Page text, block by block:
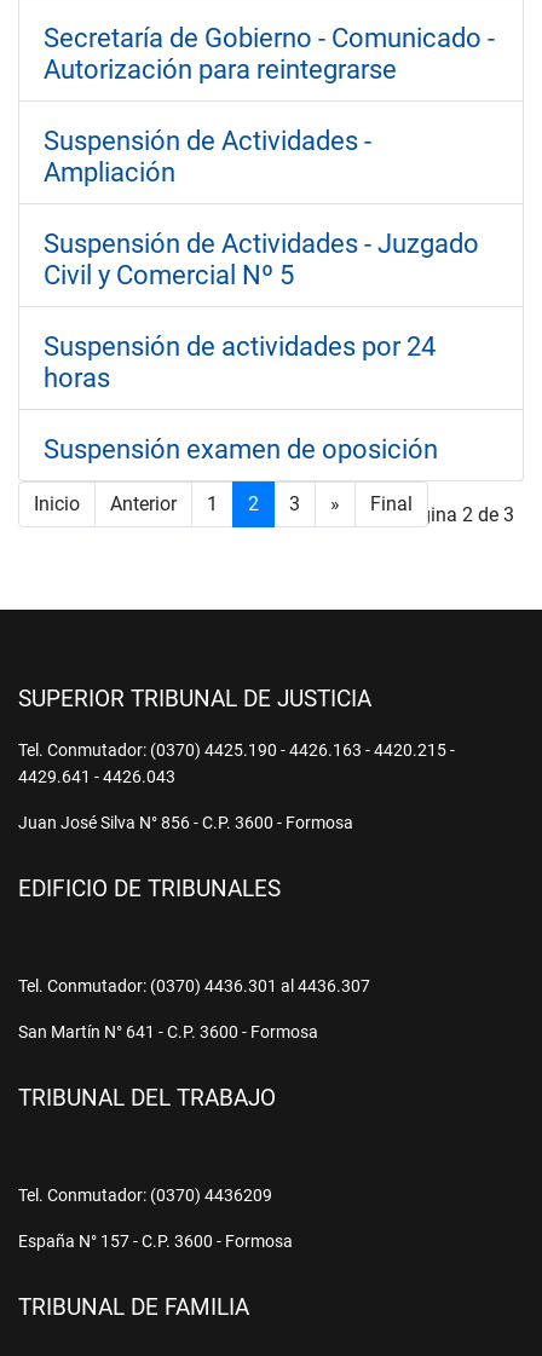
Secretaría de Gobierno - Comunicado -
Autorización para reintegrarse
Suspensión de Actividades -
Ampliación
Suspensión de Actividades - Juzgado
Civil y Comercial Nº 5
Suspensión de actividades por 24
horas
Suspensión examen de oposición
Página 2 de 3
Inicio Anterior 1 2 3 » Final
SUPERIOR TRIBUNAL DE JUSTICIA
Tel. Conmutador: (0370) 4425.190 - 4426.163 - 4420.215 -
4429.641 - 4426.043
Juan José Silva N° 856 - C.P. 3600 - Formosa
EDIFICIO DE TRIBUNALES
Tel. Conmutador: (0370) 4436.301 al 4436.307
San Martín N° 641 - C.P. 3600 - Formosa
TRIBUNAL DEL TRABAJO
Tel. Conmutador: (0370) 4436209
España N° 157 - C.P. 3600 - Formosa
TRIBUNAL DE FAMILIA